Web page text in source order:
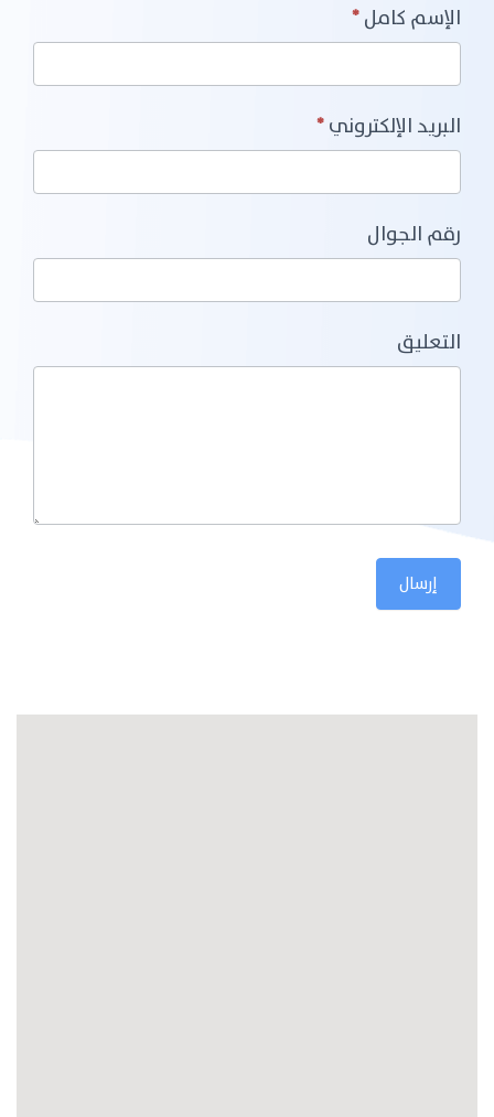
Contact
Us
الإسم كامل*
البريد الإلكتروني*
رقم الجوال
التعليق
إرسال